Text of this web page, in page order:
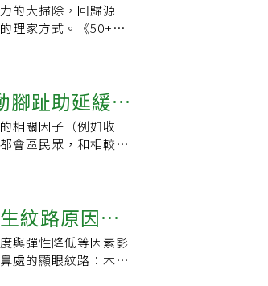
的大掃除，回歸源
理家方式。《50+》
腳趾助延緩老
相關因子（例如收
會區民眾，和相較之
紋路原因有
與彈性降低等因素影
處的顯眼紋路：木偶